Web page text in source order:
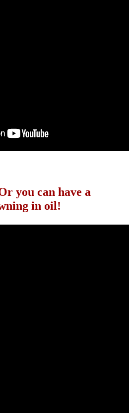
you can have a
in oil!